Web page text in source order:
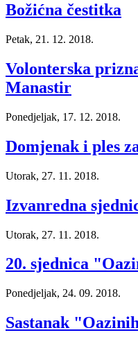
Božićna čestitka
Petak, 21. 12. 2018.
Volonterska
Manastir
Ponedjeljak, 17. 12. 2018.
Domjenak i ples
Utorak, 27. 11. 2018.
Izvanredna
Utorak, 27. 11. 2018.
20. sjednica
Ponedjeljak, 24. 09. 2018.
Sastanak